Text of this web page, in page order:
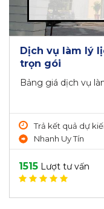
Dịch vụ làm lý
trọn gói
Bảng giá dịch vụ
Trả kết quả dự
Nhanh Uy Tín
1515 Lượt tư vấn